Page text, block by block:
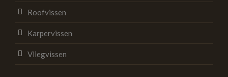
Roofvissen
Karpervissen
Vliegvissen